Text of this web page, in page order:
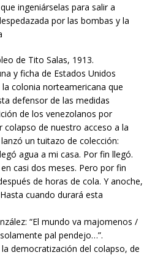
ingeniárselas para salir a
por las bombas y la
de Tito Salas, 1913.
y ficha de Estados Unidos
colonia norteamericana que
defensor de las medidas
de los venezolanos por
de nuestro acceso a la
un tuitazo de colección:
agua a mi casa. Por fin llegó.
casi dos meses. Pero por fin
de horas de cola. Y anoche,
cuando durará esta
“El mundo va majomenos /
pal pendejo…”.
democratización del colapso, de